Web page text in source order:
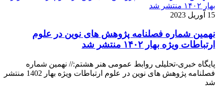
15 آوریل 2023
نهمین شماره فصلنامه پژوهش های نوین در علوم
ارتباطات ویژه بهار ۱۴۰۲ منتشر شد
پایگاه خبری-تحلیلی روابط عمومی هنر هشتم:// نهمین شماره
فصلنامه پژوهش های نوین در علوم ارتباطات ویژه بهار 1402 منتشر
شد